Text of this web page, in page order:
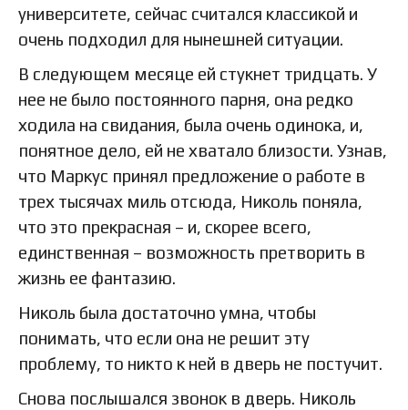
университете, сейчас считался классикой и
очень подходил для нынешней ситуации.
В следующем месяце ей стукнет тридцать. У
нее не было постоянного парня, она редко
ходила на свидания, была очень одинока, и,
понятное дело, ей не хватало близости. Узнав,
что Маркус принял предложение о работе в
трех тысячах миль отсюда, Николь поняла,
что это прекрасная – и, скорее всего,
единственная – возможность претворить в
жизнь ее фантазию.
Николь была достаточно умна, чтобы
понимать, что если она не решит эту
проблему, то никто к ней в дверь не постучит.
Снова послышался звонок в дверь. Николь